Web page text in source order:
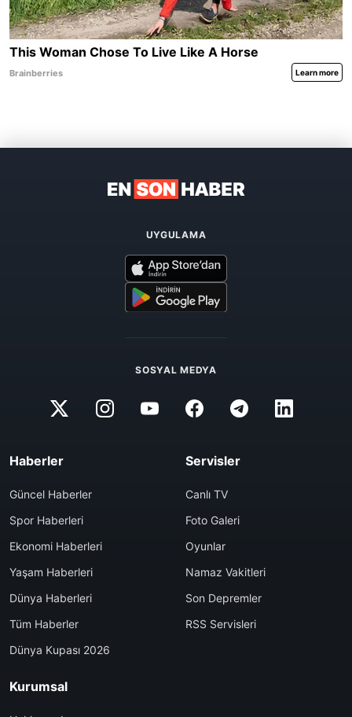
UYGULAMA
SOSYAL MEDYA
Haberler
Güncel Haberler
Spor Haberleri
Ekonomi Haberleri
Yaşam Haberleri
Dünya Haberleri
Tüm Haberler
Dünya Kupası 2026
Servisler
Canlı TV
Foto Galeri
Oyunlar
Namaz Vakitleri
Son Depremler
RSS Servisleri
Kurumsal